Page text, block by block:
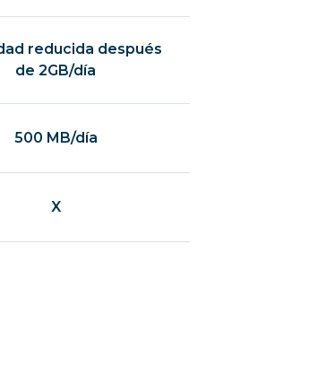
reducida después
de 2GB/día
500 MB/día
X